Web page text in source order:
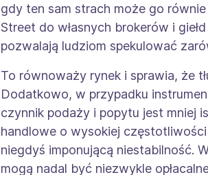
gdy ten sam strach może go
Street do własnych brokerów i
pozwalają ludziom spekulować
To równoważy rynek i sprawia, że
Dodatkowo, w przypadku
czynnik podaży i popytu jest mniej
handlowe o wysokiej
niegdyś imponującą niestabilność.
mogą nadal być niezwykle